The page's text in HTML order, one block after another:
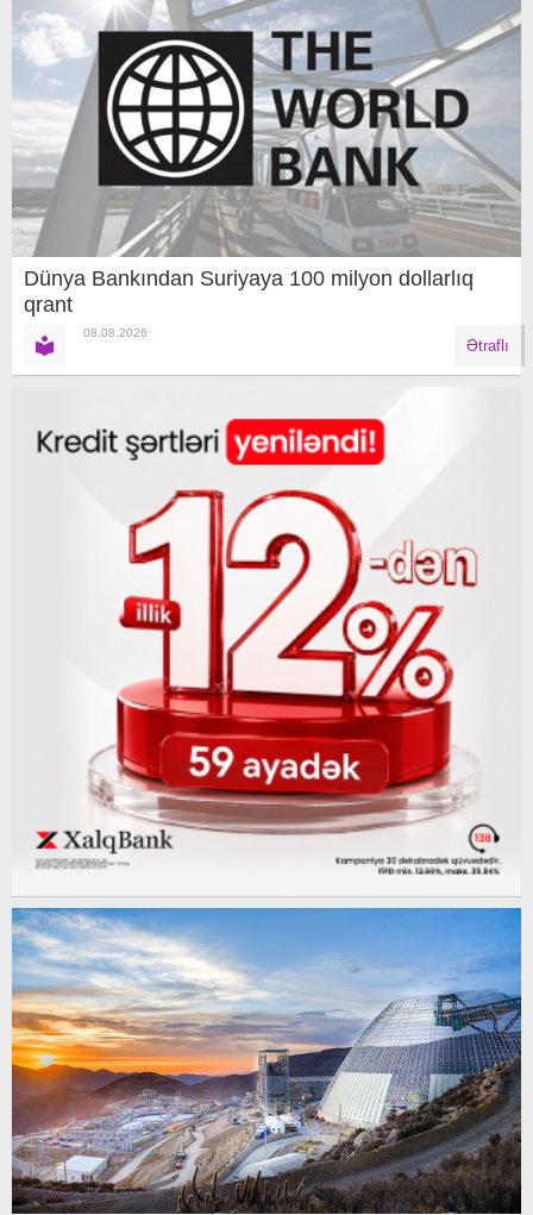
Dünya Bankından Suriyaya 100 milyon dollarlıq
qrant
08.08.2026
Ətraflı